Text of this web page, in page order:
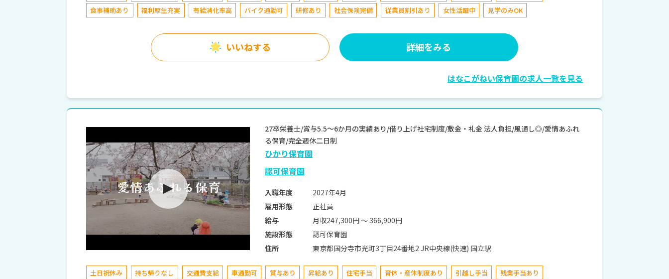
食事補助あり
福利厚生充実 有給消化率高 バイク通勤可 研修あり 社会保険完備 従業員割引あり 女性活躍中 見学のみOK
いいねする 詳細をみる
はなこがねい保育園の求人一覧を見る
27卒栄養士/賞与5.5～6か月の実績あり/借り上げ社宅制度/敷金・礼金 法人負担/風通し◎/愛情あふれ
る保育/完全週休二日制
ひかり保育園
認可保育園
入職年度
2027年4月
雇用形態
正社員
給与
月収247,300円 〜 366,900円
施設形態
認可保育園
住所
東京都国分寺市光町3丁目24番地2 JR中央線(快速) 国立駅
土日祝休み 持ち帰りなし 交通費支給 車通勤可 賞与あり 昇給あり 住宅手当 育休・産休制度あり 引越し手当
残業手当あり